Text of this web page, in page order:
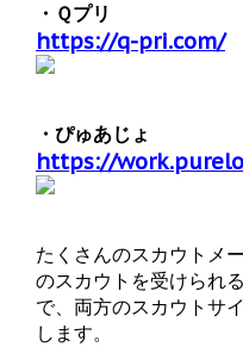
・Ｑプリ
https://q-pri.com/
・ぴゅあじょ
https://
たくさんのスカウトメ
のスカウトを受けられ
で、両方のスカウトサ
します。